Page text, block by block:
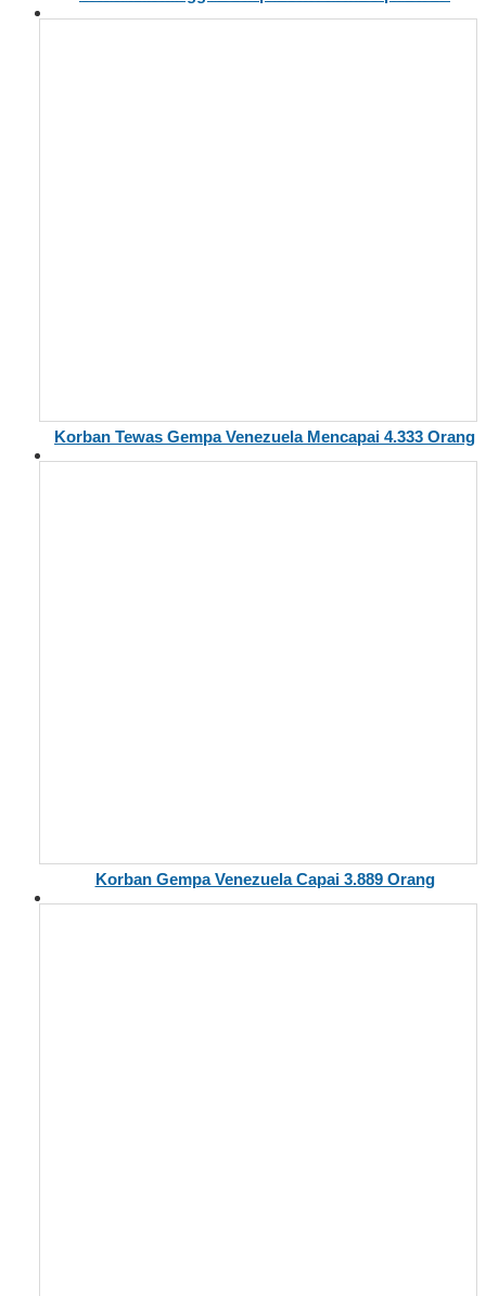
Korban Tewas Gempa Venezuela Mencapai 4.333 Orang
Korban Gempa Venezuela Capai 3.889 Orang